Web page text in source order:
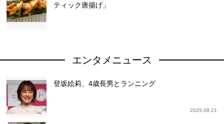
ティック唐揚げ」
エンタメニュース
登坂絵莉、4歳長男とランニング
2025.09.21